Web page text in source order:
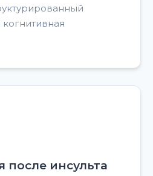
после инсульта